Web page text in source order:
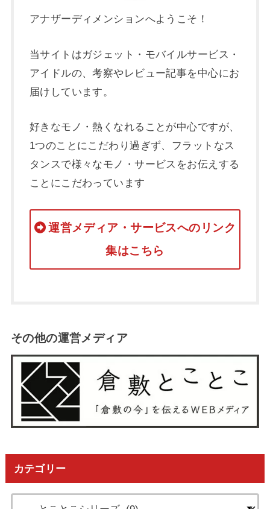
アナザーディメンションへようこそ！
当サイトはガジェット・モバイルサービス・
アイドルの、考察やレビュー記事を中心にお
届けしています。
好きなモノ・熱くなれることが中心ですが、
1つのことにこだわり過ぎず、フラットなス
タンスで様々なモノ・サービスをお伝えする
ことにこだわっています
運営メディア・サービスへのリンク
集はこちら
その他の運営メディア
カテゴリー